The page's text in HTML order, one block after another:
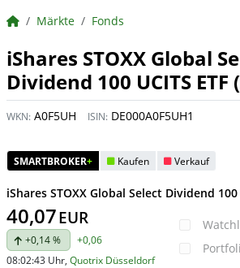
BörsenNEWS.de
Märkte Fonds
iShares STOXX Global
Dividend 100 UCITS ETF
WKN: A0F5UH ISIN: DE000A0F5UH1
SMARTBROKER+ Kaufen Verkauf
40,07EUR
+0,14 %
+0,06
08:02:43 Uhr, Quotrix Düsseldorf